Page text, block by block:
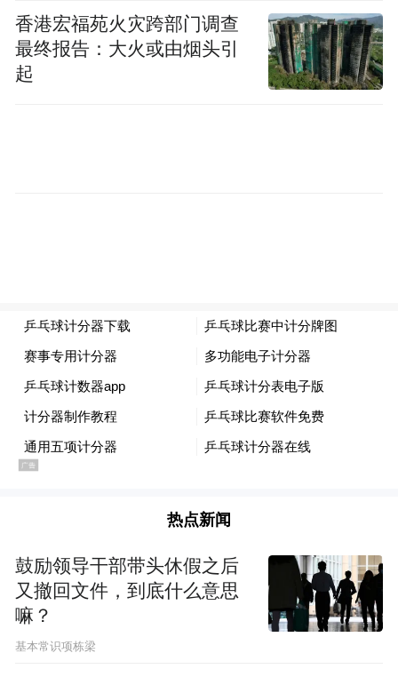
遗如同一股鲜活的血液，流淌在城市的每一
条大街小巷，融入市民的日常生活，成为这
座城市独特的文化标识。在武汉，非遗不再
来诠释生活，用一壶美酒来表达情感。在武
汉，酒不是简单的饮品，而是一种文化符
号，一种生活态度，更是中华文明生生不息
的见证。
武汉酒业是一部中国式创新发展的故事。作
始终是中国名酒品牌的发源地和重要产地。
厚重的武汉酒文化，在国内外市场上赢得了
极高声誉。这些酒品不仅承载着古老的酿造
工艺，更是中华饮食文化的重要延续。据统
计，湖北省目前是中国主要的葡萄和啤酒生
香港宏福苑火灾跨部门调查
最终报告：大火或由烟头引
起
热点新闻
鼓励领导干部带头休假之后
又撤回文件，到底什么意思
嘛？
基本常识项栋梁